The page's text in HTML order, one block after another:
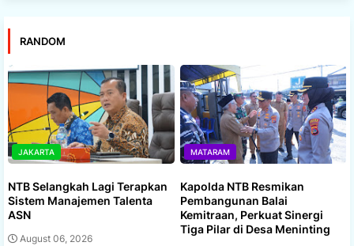
RANDOM
JAKARTA
NTB Selangkah Lagi Terapkan
Sistem Manajemen Talenta
ASN
August 06, 2026
MATARAM
Kapolda NTB Resmikan
Pembangunan Balai
Kemitraan, Perkuat Sinergi
Tiga Pilar di Desa Meninting